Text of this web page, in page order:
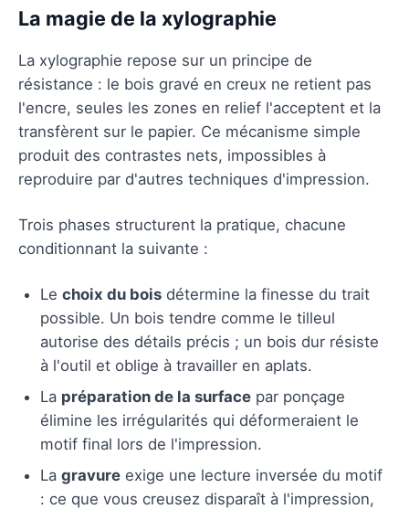
La magie de la xylographie
La xylographie repose sur un principe de
résistance : le bois gravé en creux ne retient pas
l'encre, seules les zones en relief l'acceptent et la
transfèrent sur le papier. Ce mécanisme simple
produit des contrastes nets, impossibles à
reproduire par d'autres techniques d'impression.
Trois phases structurent la pratique, chacune
conditionnant la suivante :
Le choix du bois détermine la finesse du trait
possible. Un bois tendre comme le tilleul
autorise des détails précis ; un bois dur résiste
à l'outil et oblige à travailler en aplats.
La préparation de la surface par ponçage
élimine les irrégularités qui déformeraient le
motif final lors de l'impression.
La gravure exige une lecture inversée du motif
: ce que vous creusez disparaît à l'impression,